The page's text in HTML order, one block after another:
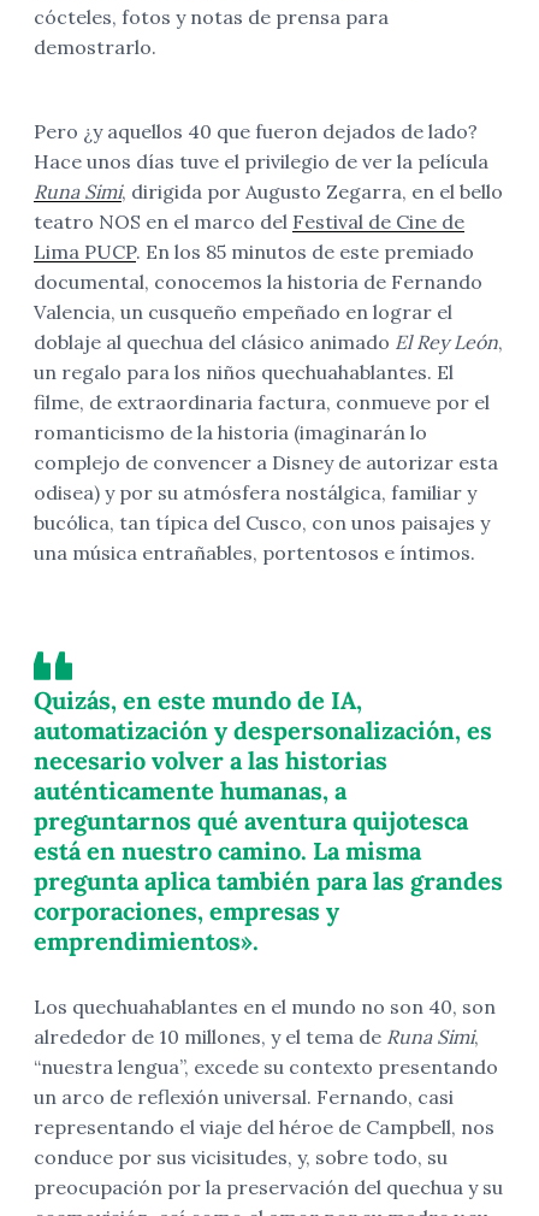
cócteles, fotos y notas de prensa para
demostrarlo.
Pero ¿y aquellos 40 que fueron dejados de lado?
Hace unos días tuve el privilegio de ver la película
Runa Simi, dirigida por Augusto Zegarra, en el bello
teatro NOS en el marco del Festival de Cine de
Lima PUCP. En los 85 minutos de este premiado
documental, conocemos la historia de Fernando
Valencia, un cusqueño empeñado en lograr el
doblaje al quechua del clásico animado El Rey León,
un regalo para los niños quechuahablantes. El
filme, de extraordinaria factura, conmueve por el
romanticismo de la historia (imaginarán lo
complejo de convencer a Disney de autorizar esta
odisea) y por su atmósfera nostálgica, familiar y
bucólica, tan típica del Cusco, con unos paisajes y
una música entrañables, portentosos e íntimos.
Quizás, en este mundo de IA,
automatización y despersonalización, es
necesario volver a las historias
auténticamente humanas, a
preguntarnos qué aventura quijotesca
está en nuestro camino. La misma
pregunta aplica también para las grandes
corporaciones, empresas y
emprendimientos».
Los quechuahablantes en el mundo no son 40, son
alrededor de 10 millones, y el tema de Runa Simi,
“nuestra lengua”, excede su contexto presentando
un arco de reflexión universal. Fernando, casi
representando el viaje del héroe de Campbell, nos
conduce por sus vicisitudes, y, sobre todo, su
preocupación por la preservación del quechua y su